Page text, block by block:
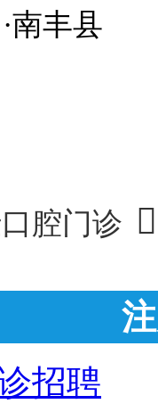
·南丰县
腔门诊 
招聘